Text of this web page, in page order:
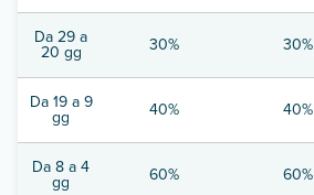
Da 29 a
20 gg 30% 30%
Da 19 a 9
gg 40% 40%
Da 8 a 4
gg 60% 60%